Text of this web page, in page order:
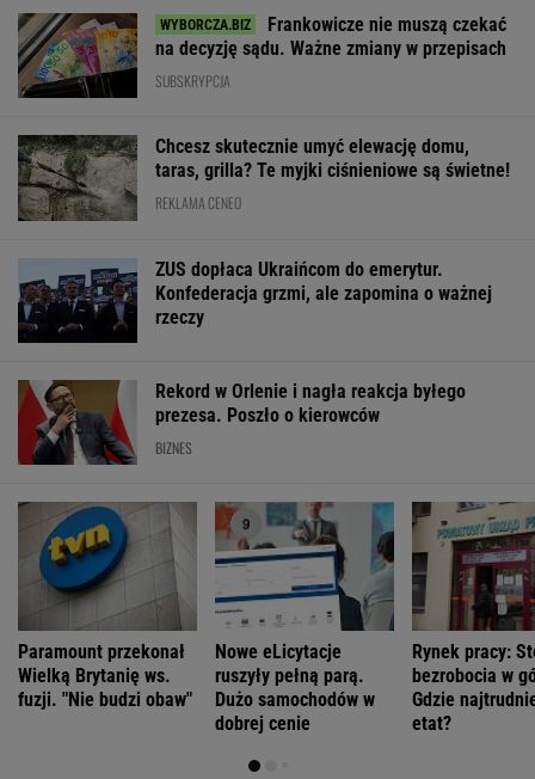
Frankowicze nie muszą czekać
na decyzję sądu. Ważne zmiany w przepisach
SUBSKRYPCJA
Chcesz skutecznie umyć elewację domu,
taras, grilla? Te myjki ciśnieniowe są świetne!
REKLAMA CENEO
ZUS dopłaca Ukraińcom do emerytur.
Konfederacja grzmi, ale zapomina o ważnej
rzeczy
Rekord w Orlenie i nagła reakcja byłego
prezesa. Poszło o kierowców
BIZNES
Paramount przekonał
Wielką Brytanię ws.
fuzji. "Nie budzi obaw"
Nowe eLicytacje
ruszyły pełną parą.
Dużo samochodów w
dobrej cenie
Rynek pracy:
bezrobocia w
Gdzie
etat?